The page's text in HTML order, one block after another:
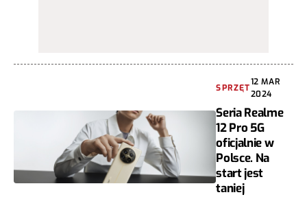
SPRZĘT
12 MAR
2024
Seria Realme
12 Pro 5G
oficjalnie w
Polsce. Na
start jest
taniej